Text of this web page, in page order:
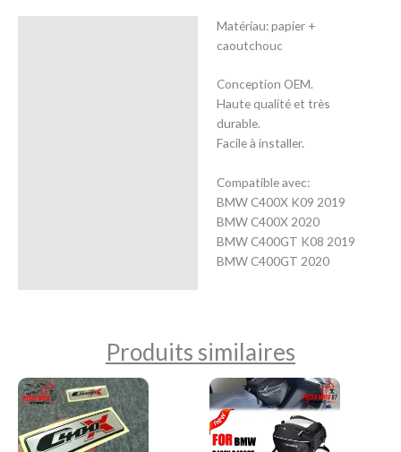
Matériau: papier +
caoutchouc
Conception OEM.
Haute qualité et très
durable.
Facile à installer.
Compatible avec:
BMW C400X K09 2019
BMW C400X 2020
BMW C400GT K08 2019
BMW C400GT 2020
Produits similaires